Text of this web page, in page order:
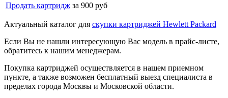
Продать картридж за 900 руб
Актуальный каталог для скупки картриджей Hewlett Packard
Если Вы не нашли интересующую Вас модель в прайс-листе,
обратитесь к нашим менеджерам.
Покупка картриджей осуществляется в нашем приемном
пункте, а также возможен бесплатный выезд специалиста в
пределах города Москвы и Московской области.